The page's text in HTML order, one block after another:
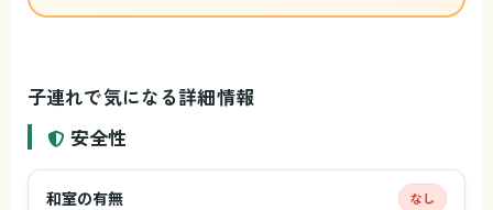
子連れで気になる詳細情報
安全性
和室の有無 なし